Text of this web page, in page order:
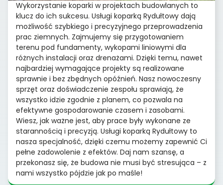
Wykorzystanie koparki w projektach budowlanych to
klucz do ich sukcesu. Usługi koparką Rydułtowy dają
możliwość szybkiego i precyzyjnego przeprowadzenia
prac ziemnych. Zajmujemy się przygotowaniem
terenu pod fundamenty, wykopami liniowymi dla
różnych instalacji oraz drenażami. Dzięki temu, nawet
najbardziej wymagające projekty są realizowane
sprawnie i bez zbędnych opóźnień. Nasz nowoczesny
sprzęt oraz doświadczenie zespołu sprawiają, że
wszystko idzie zgodnie z planem, co pozwala na
efektywne gospodarowanie czasem i zasobami.
Wiesz, jak ważne jest, aby prace były wykonane ze
starannością i precyzją. Usługi koparką Rydułtowy to
nasza specjalność, dzięki czemu możemy zapewnić Ci
pełne zadowolenie z efektów. Daj nam szansę, a
przekonasz się, że budowa nie musi być stresująca – z
nami wszystko pójdzie jak po maśle!